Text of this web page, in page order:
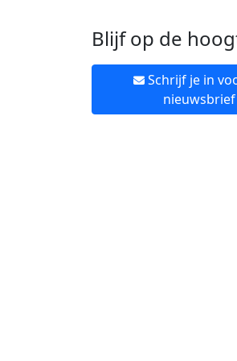
Blijf op de
Schrijf je in
nieuwsbrief